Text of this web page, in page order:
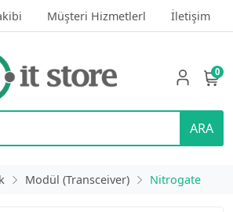
Müşteri Hizmetlerl İletişim
ARA
0
Modül (Transceiver) Nitrogate